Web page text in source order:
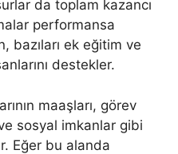
da toplam kazancı
performansa
bazıları ek eğitim ve
destekler.
maaşları, görev
sosyal imkanlar gibi
Eğer bu alanda